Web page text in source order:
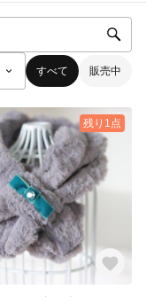
すべて 販売中
残り1点